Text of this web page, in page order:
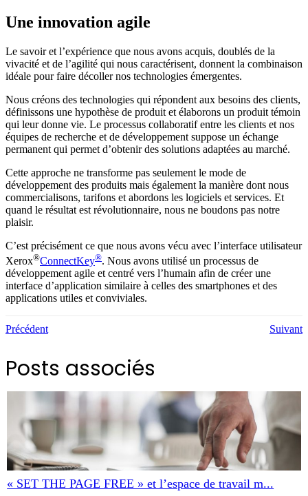
Une innovation agile
Le savoir et l’expérience que nous avons acquis, doublés de la
vivacité et de l’agilité qui nous caractérisent, donnent la combinaison
idéale pour faire décoller nos technologies émergentes.
Nous créons des technologies qui répondent aux besoins des clients,
définissons une hypothèse de produit et élaborons un produit témoin
qui leur donne vie. Le processus collaboratif entre les clients et nos
équipes de recherche et de développement suppose un échange
permanent qui permet d’obtenir des solutions adaptées au marché.
Cette approche ne transforme pas seulement le mode de
développement des produits mais également la manière dont nous
commercialisons, tarifons et abordons les logiciels et services. Et
quand le résultat est révolutionnaire, nous ne boudons pas notre
plaisir.
C’est précisément ce que nous avons vécu avec l’interface utilisateur
Xerox®ConnectKey®. Nous avons utilisé un processus de
développement agile et centré vers l’humain afin de créer une
interface d’application similaire à celles des smartphones et des
applications utiles et conviviales.
Précédent Suivant
Posts associés
« SET THE PAGE FREE » et l’espace de travail m...